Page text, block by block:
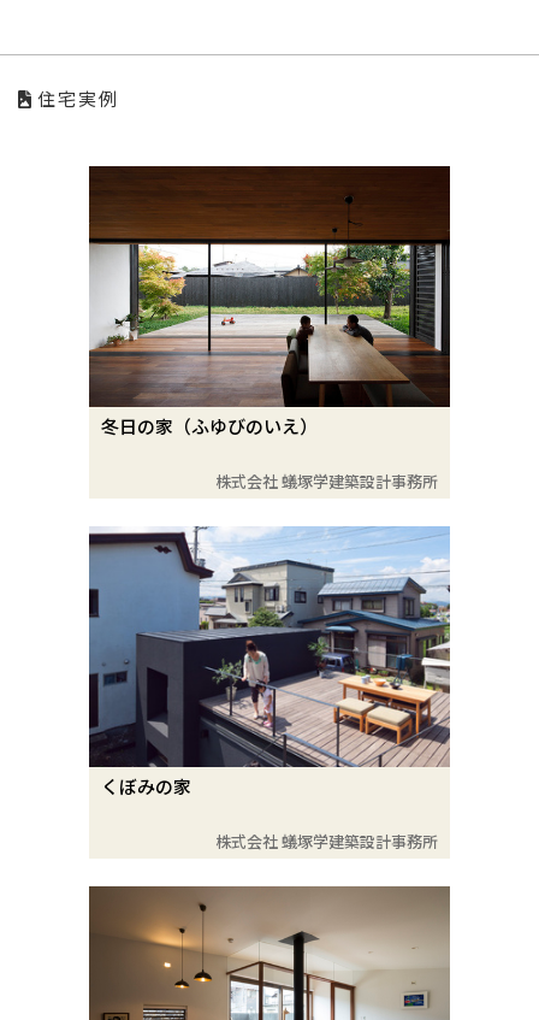
住宅実例
冬日の家（ふゆびのいえ）
株式会社 蟻塚学建築設計事務所
くぼみの家
株式会社 蟻塚学建築設計事務所